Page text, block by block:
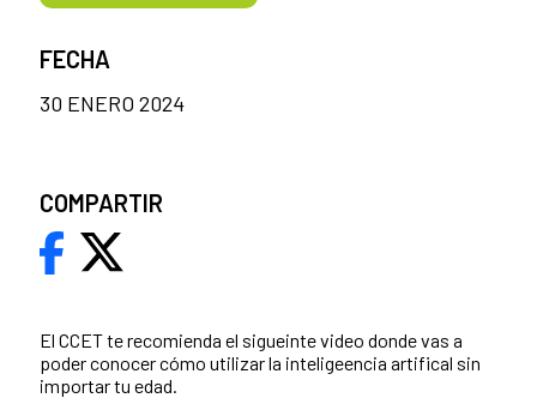
El CCET te recomienda el sigueinte video donde vas a
poder conocer cómo utilizar la inteligeencia artifical sin
importar tu edad.
FECHA
30 ENERO 2024
COMPARTIR